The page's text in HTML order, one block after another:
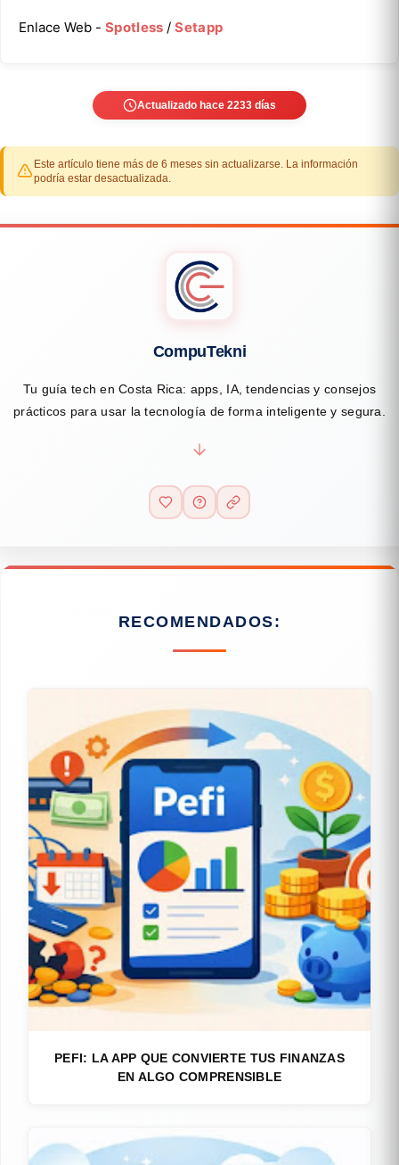
Enlace Web - Spotless /Setapp
Actualizado hace 2233 días
Este artículo tiene más de 6 meses sin actualizarse. La información
podría estar desactualizada.
CompuTekni
Tu guía tech en Costa Rica: apps, IA, tendencias y consejos
prácticos para usar la tecnología de forma inteligente y segura.
RECOMENDADOS:
PEFI: LA APP QUE CONVIERTE TUS FINANZAS
EN ALGO COMPRENSIBLE